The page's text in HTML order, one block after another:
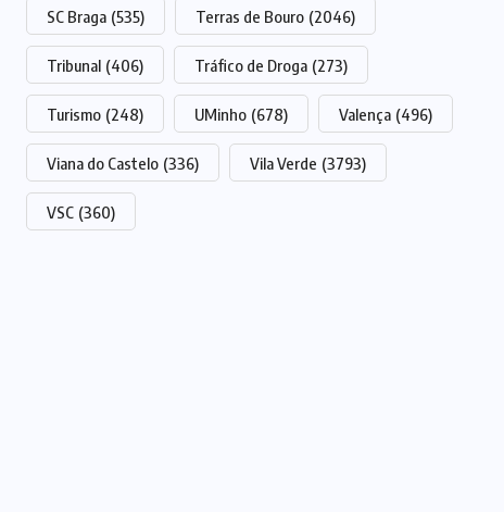
SC Braga (535) Terras de Bouro (2046)
Tribunal (406) Tráfico de Droga (273)
Turismo (248) UMinho (678) Valença (496)
Viana do Castelo (336) Vila Verde (3793)
VSC (360)